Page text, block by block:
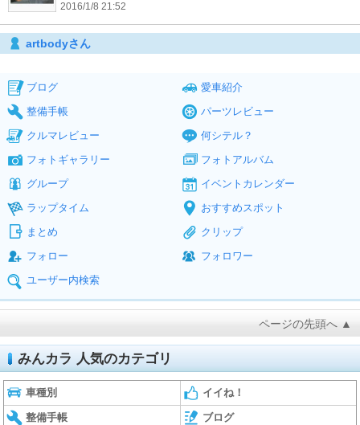
2016/1/8 21:52
artbodyさん
ブログ
愛車紹介
整備手帳
パーツレビュー
クルマレビュー
何シテル？
フォトギャラリー
フォトアルバム
グループ
イベントカレンダー
ラップタイム
おすすめスポット
まとめ
クリップ
フォロー
フォロワー
ユーザー内検索
ページの先頭へ ▲
みんカラ 人気のカテゴリ
車種別 イイね！
整備手帳 ブログ